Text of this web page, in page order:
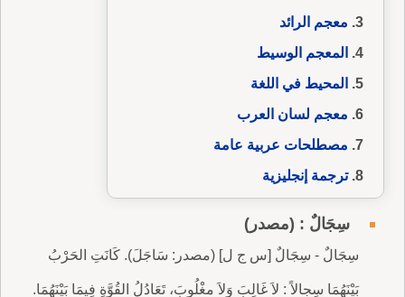
معجم الرائد
المعجم الوسيط
المحيط في اللغة
معجم لسان العرب
مصطلحات عربية عامة
ترجمة إنجليزية
سِجَالٌ : (مصدر)
سِجَالٌ - سِجَالٌ [س ج ل] (مصدر: سَاجَلَ). كَانَتِ الحَرْبُ
بَيْنَهُمَا سِجالاً : لاَ غَالِبَ وَلاَ مغْلُوبَ، تَعَادُلُ القُوَّةِ فِيمَا بَيْنَهُمَا.